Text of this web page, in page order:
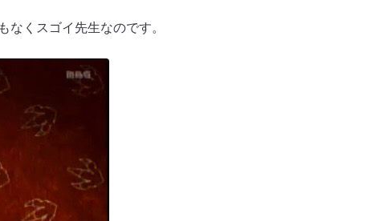
くスゴイ先生なのです。